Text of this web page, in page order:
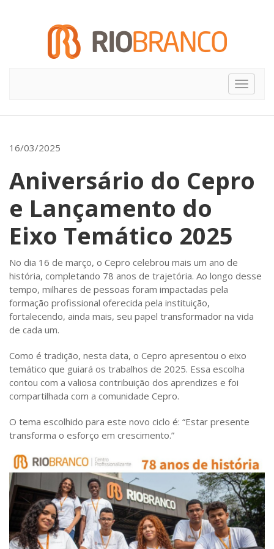
Toggle
16/03/2025
Aniversário do Cepro
e Lançamento do
Eixo Temático 2025
No dia 16 de março, o Cepro celebrou mais um ano de
história, completando 78 anos de trajetória. Ao longo desse
tempo, milhares de pessoas foram impactadas pela
formação profissional oferecida pela instituição,
fortalecendo, ainda mais, seu papel transformador na vida
de cada um.
Como é tradição, nesta data, o Cepro apresentou o eixo
temático que guiará os trabalhos de 2025. Essa escolha
contou com a valiosa contribuição dos aprendizes e foi
compartilhada com a comunidade Cepro.
O tema escolhido para este novo ciclo é: “Estar presente
transforma o esforço em crescimento.”